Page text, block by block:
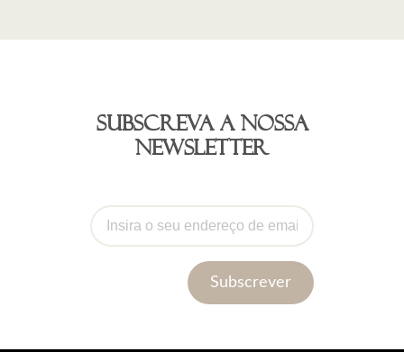
Subscreva a nossa
newsletter
Subscrever